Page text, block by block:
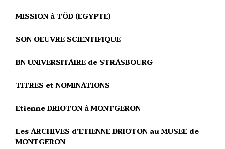
MISSION à TÔD (EGYPTE)
SON OEUVRE SCIENTIFIQUE
BN UNIVERSITAIRE de STRASBOURG
TITRES et NOMINATIONS
Etienne DRIOTON à MONTGERON
Les ARCHIVES d'ETIENNE DRIOTON au MUSEE de
MONTGERON